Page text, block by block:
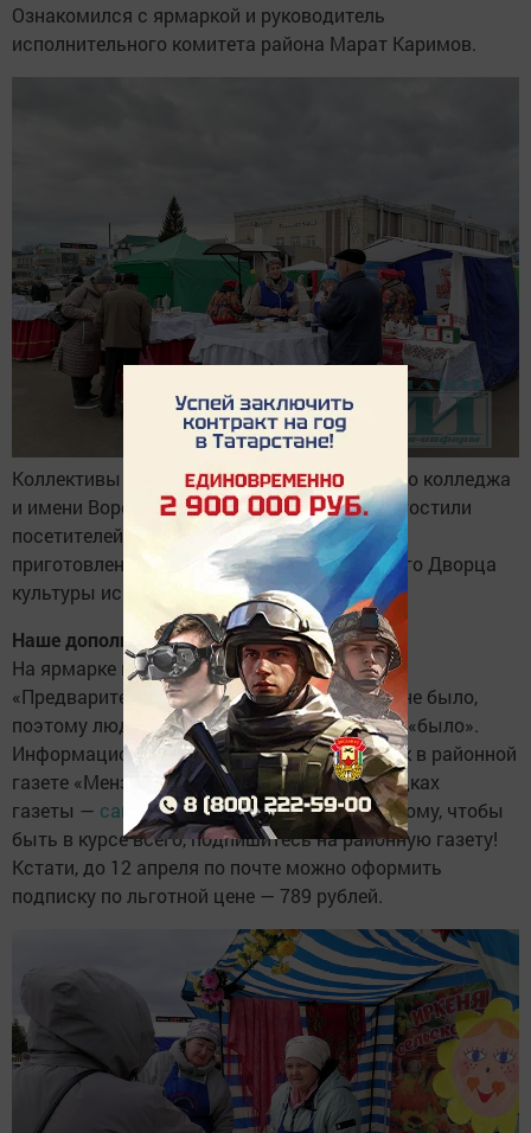
Ознакомился с ярмаркой и руководитель
исполнительного комитета района Марат Каримов.
Коллективы Мензелинского педагогического колледжа
и имени Воровского сельского поселения угостили
посетителей чаем и горячими блинами,
приготовленными в печи. Артисты районного Дворца
культуры исполнили свои лучшие песни.
Наше дополнение
На ярмарке можно было услышать слова:
«Предварительного объявления о ярмарке не было,
поэтому людей мало». Ответ от нас один — «было».
Информационные материалы выходили как в районной
газете «Мензеля», так и на интернет-площадках
газеты — сайтеи всоциальных сетях.Поэтому, чтобы
быть в курсе всего, подпишитесь на районную газету!
Кстати, до 12 апреля по почте можно оформить
подписку по льготной цене — 789 рублей.